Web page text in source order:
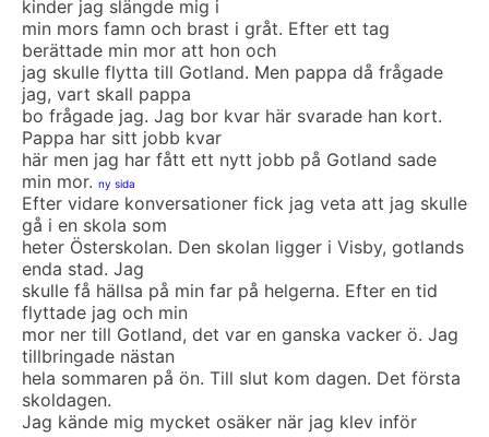
kinder jag slängde mig i
min mors famn och brast i gråt. Efter ett tag
berättade min mor att hon och
jag skulle flytta till Gotland. Men pappa då frågade
jag, vart skall pappa
bo frågade jag. Jag bor kvar här svarade han kort.
Pappa har sitt jobb kvar
här men jag har fått ett nytt jobb på Gotland sade
min mor. ny sida
Efter vidare konversationer fick jag veta att jag skulle
gå i en skola som
heter Österskolan. Den skolan ligger i Visby, gotlands
enda stad. Jag
skulle få hällsa på min far på helgerna. Efter en tid
flyttade jag och min
mor ner till Gotland, det var en ganska vacker ö. Jag
tillbringade nästan
hela sommaren på ön. Till slut kom dagen. Det första
skoldagen.
Jag kände mig mycket osäker när jag klev inför